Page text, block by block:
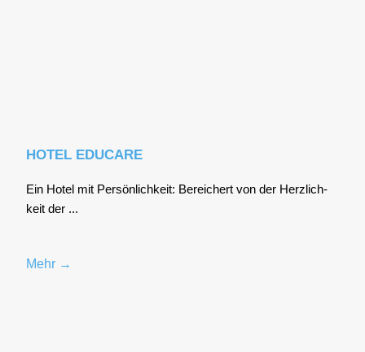
HOTEL EDUCARE
Ein Hotel mit Per­sön­lich­keit: Berei­chert von der Herz­lich­
keit der ...
Mehr →